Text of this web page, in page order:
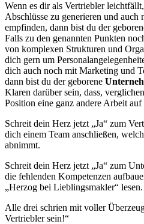
Wenn es dir als Vertriebler
Abschlüsse zu generieren und auch
empfinden, dann bist du der
Falls zu den genannten Punkten
von komplexen Strukturen und
dich gern um
dich auch noch mit Marketing und
dann bist du der geborene
Klaren darüber sein, dass,
Position eine ganz andere Arbeit
Schreit dein Herz jetzt „Ja“ zum
dich einem Team anschließen,
abnimmt.
Schreit dein Herz jetzt „Ja“ zum
die fehlenden Kompetenzen
„Herzog bei Lieblingsmakler“ lesen.
Alle drei schrien mit voller
Vertriebler sein!“